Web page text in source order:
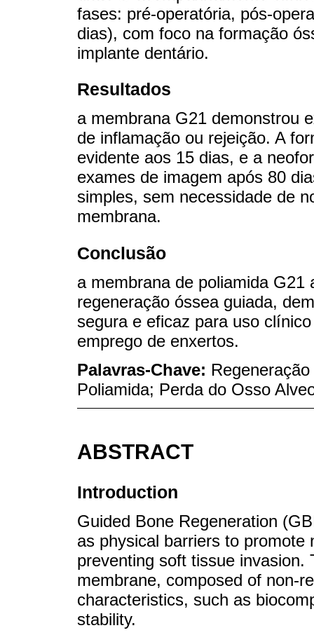
fases: pré-operatória, pós-
dias), com foco na formação
implante dentário.
Resultados
a membrana G21 demonstrou
de inflamação ou rejeição. A
evidente aos 15 dias, e a
exames de imagem após 80
simples, sem necessidade de
membrana.
Conclusão
a membrana de poliamida
regeneração óssea guiada,
segura e eficaz para uso
emprego de enxertos.
Palavras-Chave:
Poliamida; Perda do Osso
ABSTRACT
Introduction
Guided Bone Regeneration
as physical barriers to
preventing soft tissue invasion.
membrane, composed of non-
characteristics, such as
stability.